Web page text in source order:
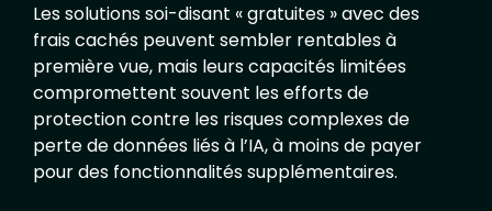
Les solutions soi-disant « gratuites » avec des
frais cachés peuvent sembler rentables à
première vue, mais leurs capacités limitées
compromettent souvent les efforts de
protection contre les risques complexes de
perte de données liés à l’IA, à moins de payer
pour des fonctionnalités supplémentaires.